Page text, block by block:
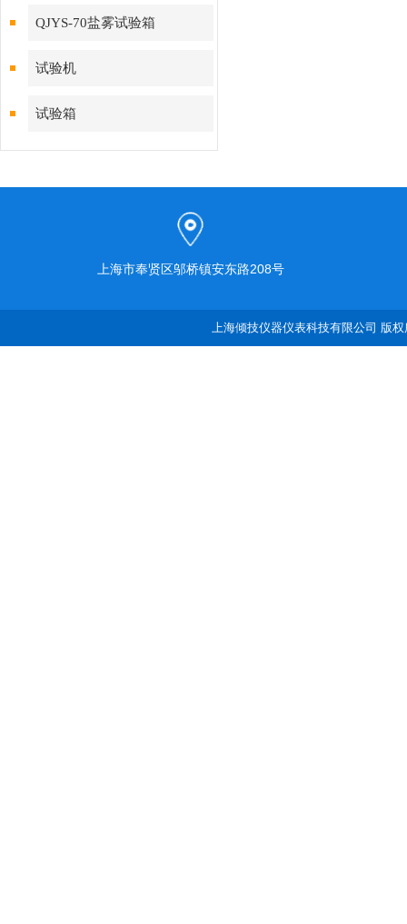
QJYS-70盐雾试验箱
试验机
试验箱
上海市奉贤区邬桥镇安东路208号
上海倾技仪器仪表科技有限公司 版